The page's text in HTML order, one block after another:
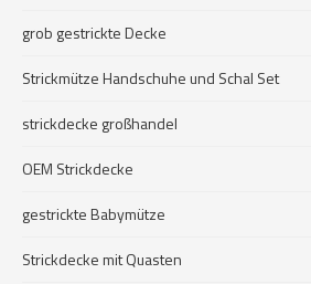
grob gestrickte Decke
Strickmütze Handschuhe und Schal Set
strickdecke großhandel
OEM Strickdecke
gestrickte Babymütze
Strickdecke mit Quasten